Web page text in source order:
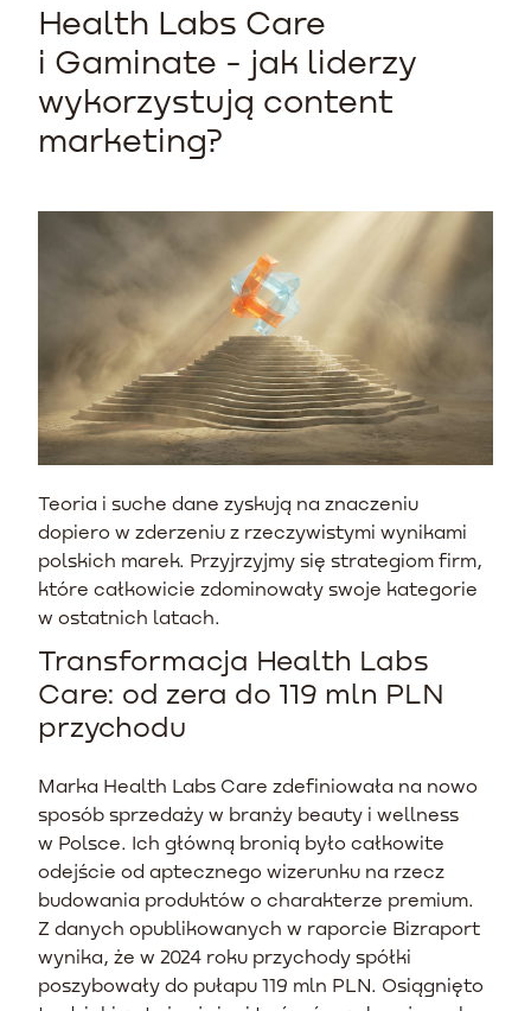
Health Labs Care
i Gaminate - jak liderzy
wykorzystują content
marketing?
Teoria i suche dane zyskują na znaczeniu
dopiero w zderzeniu z rzeczywistymi wynikami
polskich marek. Przyjrzyjmy się strategiom firm,
które całkowicie zdominowały swoje kategorie
w ostatnich latach.
Transformacja Health Labs
Care: od zera do 119 mln PLN
przychodu
Marka Health Labs Care zdefiniowała na nowo
sposób sprzedaży w branży beauty i wellness
w Polsce. Ich główną bronią było całkowite
odejście od aptecznego wizerunku na rzecz
budowania produktów o charakterze premium.
Z danych opublikowanych w raporcie Bizraport
wynika, że w 2024 roku przychody spółki
poszybowały do pułapu 119 mln PLN. Osiągnięto